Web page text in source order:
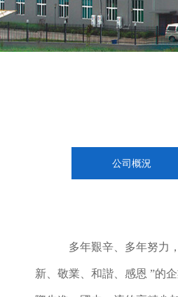
公司概況
多年艱辛、多年努力
新、敬業、和諧、感恩 ”的